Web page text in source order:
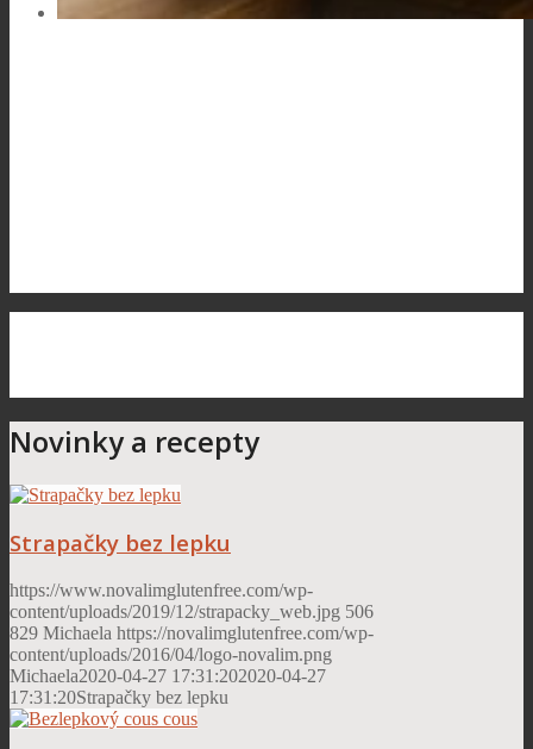
Novinky a recepty
Strapačky bez lepku
https://www.novalimglutenfree.com/wp-
content/uploads/2019/12/strapacky_web.jpg 506
829 Michaela https://novalimglutenfree.com/wp-
content/uploads/2016/04/logo-novalim.png
Michaela2020-04-27 17:31:202020-04-27
17:31:20Strapačky bez lepku